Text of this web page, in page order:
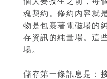
魂契約。條約內容就
物是包裹著電磁場的
存資訊的純量場。這
場。
儲存第一條訊息是：